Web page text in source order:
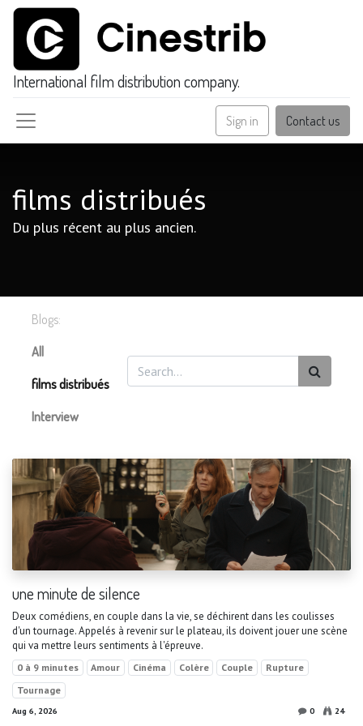
International film distribution company.
Sign in Contact us
films distribués
Du plus récent au plus ancien.
Blogs:
All
films distribués
Interview
une minute de silence
Deux comédiens, en couple dans la vie, se déchirent dans les coulisses
d'un tournage. Appelés à revenir sur le plateau, ils doivent jouer une scène
qui va mettre leurs sentiments à l'épreuve.
0 à 9 minutes Amour Cinéma Colère Couple
Rupture
Tournage
Aug 6, 2026 0 24